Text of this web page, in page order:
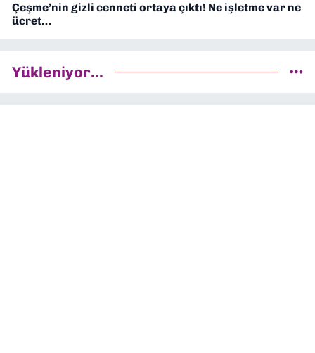
Çeşme’nin gizli cenneti ortaya çıktı! Ne işletme var ne
ücret…
Yükleniyor...